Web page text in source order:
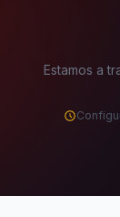
Estamos a